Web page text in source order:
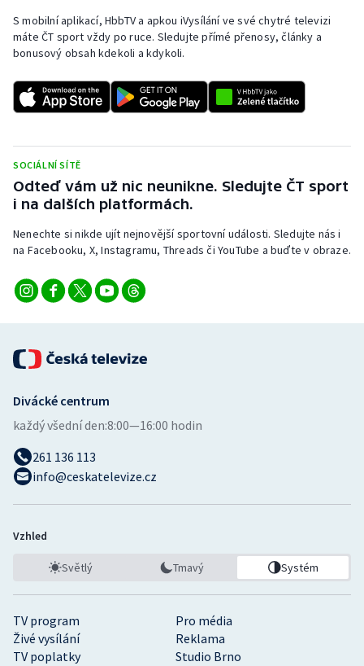
Veslování
Volejbal
Ostatní
S mobilní aplikací, HbbTV a apkou iVysílání ve své chytré televizi
máte ČT sport vždy po ruce. Sledujte přímé přenosy, články a
bonusový obsah kdekoli a kdykoli.
SOCIÁLNÍ SÍTĚ
Odteď vám už nic neunikne. Sledujte ČT sport
i na dalších platformách.
Nenechte si nikde ujít nejnovější sportovní události. Sledujte nás i
na Facebooku, X, Instagramu, Threads či YouTube a buďte v obraze.
TV program
Pro média
Živé vysílání
Reklama
TV poplatky
Studio Brno
Divácké centrum
každý všední den:8:00—16:00 hodin
261 136 113
info@ceskatelevize.cz
Vzhled
Světlý Tmavý Systém